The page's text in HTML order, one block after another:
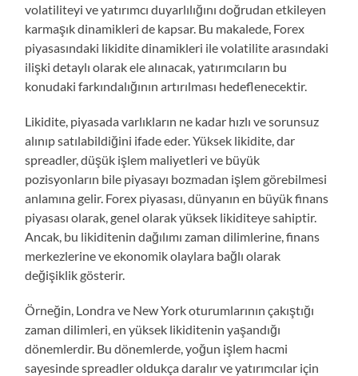
volatiliteyi ve yatırımcı duyarlılığını doğrudan etkileyen
karmaşık dinamikleri de kapsar. Bu makalede, Forex
piyasasındaki likidite dinamikleri ile volatilite arasındaki
ilişki detaylı olarak ele alınacak, yatırımcıların bu
konudaki farkındalığının artırılması hedeflenecektir.
Likidite, piyasada varlıkların ne kadar hızlı ve sorunsuz
alınıp satılabildiğini ifade eder. Yüksek likidite, dar
spreadler, düşük işlem maliyetleri ve büyük
pozisyonların bile piyasayı bozmadan işlem görebilmesi
anlamına gelir. Forex piyasası, dünyanın en büyük finans
piyasası olarak, genel olarak yüksek likiditeye sahiptir.
Ancak, bu likiditenin dağılımı zaman dilimlerine, finans
merkezlerine ve ekonomik olaylara bağlı olarak
değişiklik gösterir.
Örneğin, Londra ve New York oturumlarının çakıştığı
zaman dilimleri, en yüksek likiditenin yaşandığı
dönemlerdir. Bu dönemlerde, yoğun işlem hacmi
sayesinde spreadler oldukça daralır ve yatırımcılar için